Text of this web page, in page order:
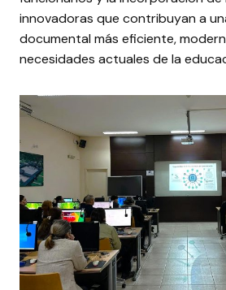
innovadoras que contribuyan a
documental más eficiente,
necesidades actuales de la